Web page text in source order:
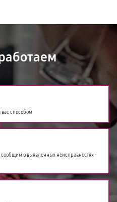
способом
о выявленных неисправностях -